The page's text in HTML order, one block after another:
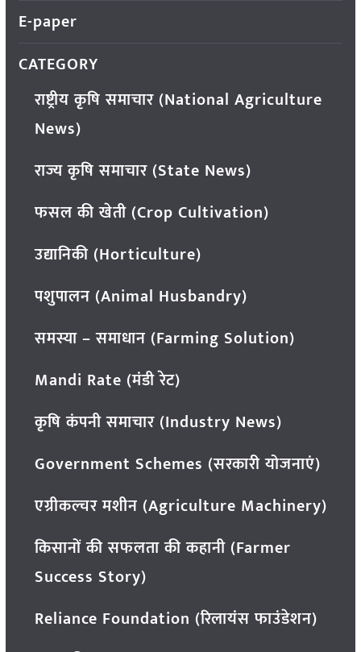
E-paper
CATEGORY
राष्ट्रीय कृषि समाचार (National Agriculture
News)
राज्य कृषि समाचार (State News)
फसल की खेती (Crop Cultivation)
उद्यानिकी (Horticulture)
पशुपालन (Animal Husbandry)
समस्या – समाधान (Farming Solution)
Mandi Rate (मंडी रेट)
कृषि कंपनी समाचार (Industry News)
Government Schemes (सरकारी योजनाएं)
एग्रीकल्चर मशीन (Agriculture Machinery)
किसानों की सफलता की कहानी (Farmer
Success Story)
Reliance Foundation (रिलायंस फाउंडेशन)